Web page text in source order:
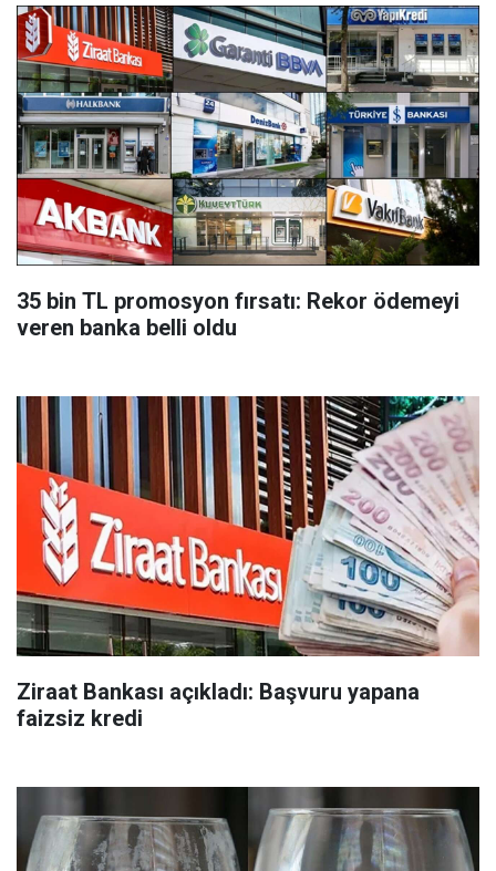
35 bin TL promosyon fırsatı: Rekor ödemeyi
veren banka belli oldu
Ziraat Bankası açıkladı: Başvuru yapana
faizsiz kredi